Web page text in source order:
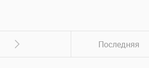
Последняя